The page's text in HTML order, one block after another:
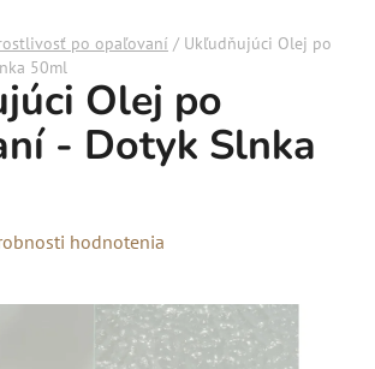
po opaľovaní / Ukľudňujúci Olej po
50ml
Olej po
- Dotyk Slnka
hodnotenia